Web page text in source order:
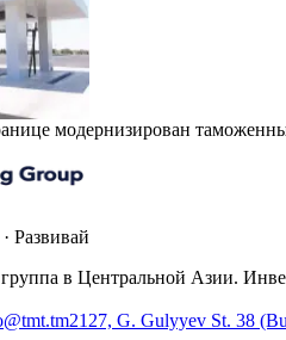
модернизирован
Развивай
группа в Центральной Азии.
2127, G. Gulyyev St. 38